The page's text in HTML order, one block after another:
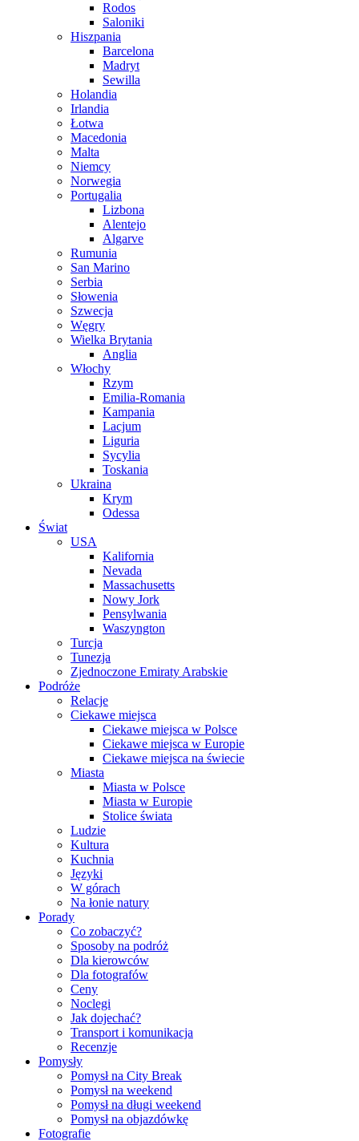
Rodos
Saloniki
Hiszpania
Barcelona
Madryt
Sewilla
Holandia
Irlandia
Łotwa
Macedonia
Malta
Niemcy
Norwegia
Portugalia
Lizbona
Alentejo
Algarve
Rumunia
San Marino
Serbia
Słowenia
Szwecja
Węgry
Wielka Brytania
Anglia
Włochy
Rzym
Emilia-Romania
Kampania
Lacjum
Liguria
Sycylia
Toskania
Ukraina
Krym
Odessa
Świat
USA
Kalifornia
Nevada
Massachusetts
Nowy Jork
Pensylwania
Waszyngton
Turcja
Tunezja
Zjednoczone Emiraty Arabskie
Podróże
Relacje
Ciekawe miejsca
Ciekawe miejsca w Polsce
Ciekawe miejsca w Europie
Ciekawe miejsca na świecie
Miasta
Miasta w Polsce
Miasta w Europie
Stolice świata
Ludzie
Kultura
Kuchnia
Języki
W górach
Na łonie natury
Porady
Co zobaczyć?
Sposoby na podróż
Dla kierowców
Dla fotografów
Ceny
Noclegi
Jak dojechać?
Transport i komunikacja
Recenzje
Pomysły
Pomysł na City Break
Pomysł na weekend
Pomysł na długi weekend
Pomysł na objazdówkę
Fotografie